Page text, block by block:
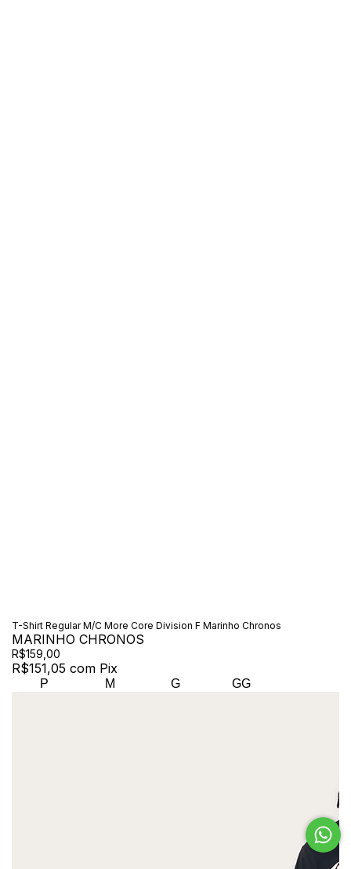
T-Shirt Regular M/C More Core Division F Marinho Chronos
MARINHO CHRONOS
R$159,00
R$151,05 com Pix
P M G GG